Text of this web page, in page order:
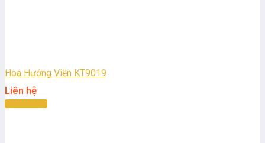
Hoa Hướng Viễn KT9019
Liên hệ